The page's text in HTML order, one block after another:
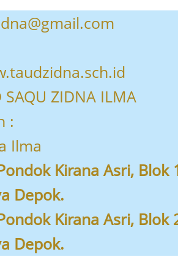
ZIDNA ILMA
:
Ilma
Kirana Asri, Blok
Depok.
Kirana Asri, Blok
Depok.